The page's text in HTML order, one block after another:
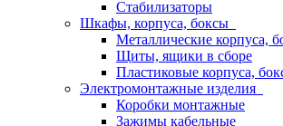
Стабилизаторы
Шкафы, корпуса, боксы
Металлические корпуса,
Щиты, ящики в сборе
Пластиковые корпуса,
Электромонтажные изделия
Коробки монтажные
Зажимы кабельные